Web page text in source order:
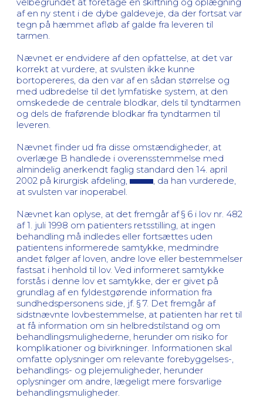
af en ny stent i de dybe galdeveje, da der fortsat var
tegn på hæmmet afløb af galde fra leveren til
tarmen.
Nævnet er endvidere af den opfattelse, at det var
korrekt at vurdere, at svulsten ikke kunne
bortopereres, da den var af en sådan størrelse og
med udbredelse til det lymfatiske system, at den
omskedede de centrale blodkar, dels til tyndtarmen
og dels de fraførende blodkar fra tyndtarmen til
leveren.
Nævnet finder ud fra disse omstændigheder, at
overlæge B handlede i overensstemmelse med
almindelig anerkendt faglig standard den 14. april
2002 på kirurgisk afdeling,
, da han vurderede,
at svulsten var inoperabel.
Nævnet kan oplyse, at det fremgår af § 6 i lov nr. 482
af 1. juli 1998 om patienters retsstilling, at ingen
behandling må indledes eller fortsættes uden
patientens informerede samtykke, medmindre
andet følger af loven, andre love eller bestemmelser
fastsat i henhold til lov. Ved informeret samtykke
forstås i denne lov et samtykke, der er givet på
grundlag af en fyldestgørende information fra
sundhedspersonens side, jf. § 7. Det fremgår af
sidstnævnte lovbestemmelse, at patienten har ret til
at få information om sin helbredstilstand og om
behandlingsmulighederne, herunder om risiko for
komplikationer og bivirkninger. Informationen skal
omfatte oplysninger om relevante forebyggelses-,
behandlings- og plejemuligheder, herunder
oplysninger om andre, lægeligt mere forsvarlige
behandlingsmuligheder.